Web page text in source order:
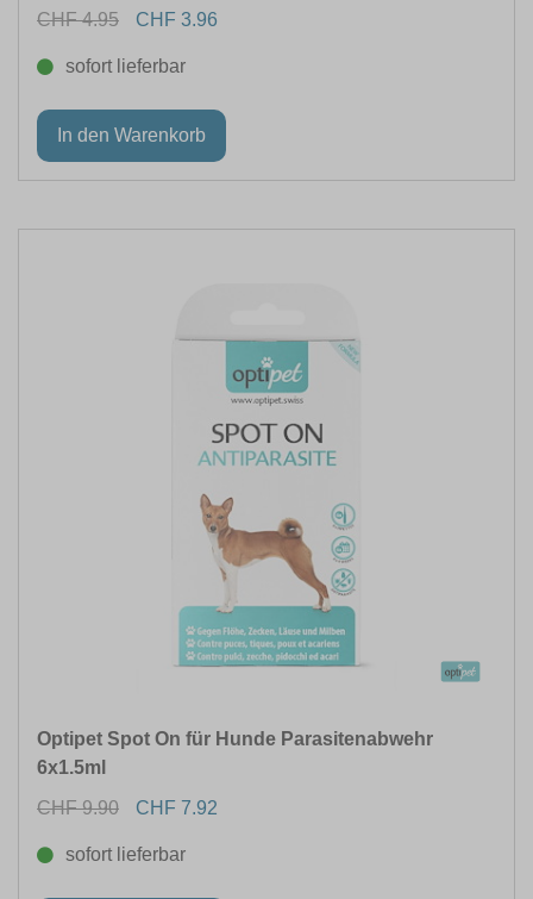
CHF 4.95 CHF 3.96
sofort lieferbar
Optipet Spot On für Hunde Parasitenabwehr
6x1.5ml
CHF 9.90
CHF 7.92
sofort lieferbar